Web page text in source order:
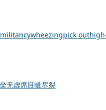
militancywheezingpick out
坐无虚席目眦尽裂